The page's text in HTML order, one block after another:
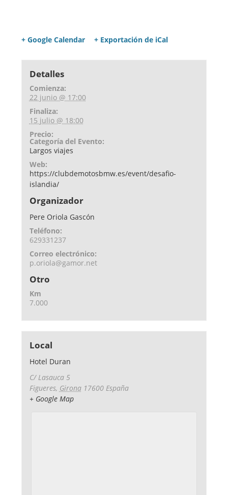
+ Google Calendar + Exportación de iCal
Detalles
Comienza:
22 junio @ 17:00
Finaliza:
15 julio @ 18:00
Precio:
Categoría del Evento:
Largos viajes
Web:
https://clubdemotosbmw.es/event/desafio-
islandia/
Organizador
Pere Oriola Gascón
Teléfono:
629331237
Correo electrónico:
p.oriola@gamor.net
Otro
Km
7.000
Local
Hotel Duran
C/ Lasauca 5
Figueres, Girona 17600 España
+ Google Map